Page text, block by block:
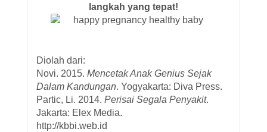
langkah yang tepat!
Diolah dari:
Novi. 2015. Mencetak Anak Genius Sejak
Dalam Kandungan. Yogyakarta: Diva Press.
Partic, Li. 2014. Perisai Segala Penyakit.
Jakarta: Elex Media.
http://kbbi.web.id